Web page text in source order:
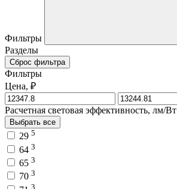
Фильтры
Разделы
Сброс фильтра
Фильтры
Цена, ₽
Расчетная световая эффективность, лм/Вт
Выбрать все
29 5
64 3
65 3
70 3
3